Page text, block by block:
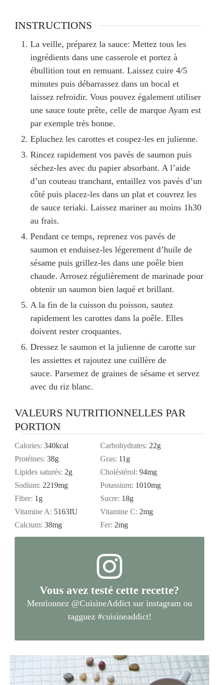
INSTRUCTIONS
La veille, préparez la sauce: Mettez tous les
ingrédients dans une casserole et portez à
ébullition tout en remuant. Laissez cuire 4/5
minutes puis débarrassez dans un bocal et
laissez refroidir. Vous pouvez également utiliser
une sauce toute prête, celle de marque Ayam est
par exemple très bonne.
Epluchez les carottes et coupez-les en julienne.
Rincez rapidement vos pavés de saumon puis
séchez-les avec du papier absorbant. A l’aide
d’un couteau tranchant, entaillez vos pavés d’un
côté puis placez-les dans un plat et couvrez les
de sauce teriaki. Laissez mariner au moins 1h30
au frais.
Pendant ce temps, reprenez vos pavés de
saumon et enduisez-les légerement d’huile de
sésame puis grillez-les dans une poêle bien
chaude. Arrosez régulièrement de marinade pour
obtenir un saumon bien laqué et brillant.
A la fin de la cuisson du poisson, sautez
rapidement les carottes dans la poêle. Elles
doivent rester croquantes.
Dressez le saumon et la julienne de carotte sur
les assiettes et rajoutez une cuillère de
sauce. Parsemez de graines de sésame et servez
avec du riz blanc.
VALEURS NUTRITIONNELLES PAR
PORTION
Calories: 340kcal Carbohydrates: 22g
Protéines: 38g Gras: 11 g
Lipides saturés: 2g Choléstérol: 94mg
Sodium: 2219mg Potassium: 1010mg
Fibre: 1 g Sucre: 18g
Vitamine A: 5163IU Vitamine C: 2mg
Calcium: 38mg Fer: 2mg
Vous avez testé cette recette?
Mentionnez @CuisineAddict sur instagram ou
tagguez #cuisineaddict!